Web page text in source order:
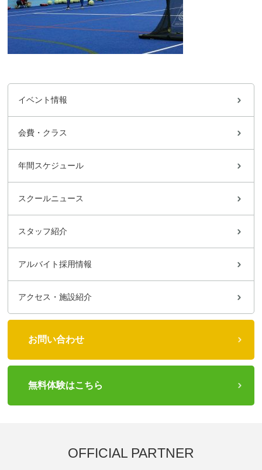
イベント情報
会費・クラス
年間スケジュール
スクールニュース
スタッフ紹介
アルバイト採用情報
アクセス・施設紹介
お問い合わせ
無料体験はこちら
OFFICIAL PARTNER